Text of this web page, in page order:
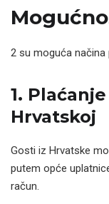
2 su moguća načina
1.
Hrvatskoj
Gosti iz Hrvatske
putem opće
račun.